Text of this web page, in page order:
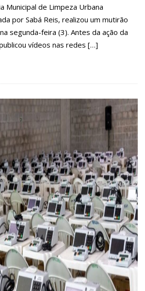
há pouco mais de dois meses é destruída
proporções no bairro Colônia Terra Nova
(vídeo)
Renato Júnior sobre instalação de
na arrecadação com multas em
sucuri-verde grávida morre e
40 filhotes são expelidos
Municipal de Limpeza Urbana
por Sabá Reis, realizou um mutirão
segunda-feira (3). Antes da ação da
vídeos nas redes […]